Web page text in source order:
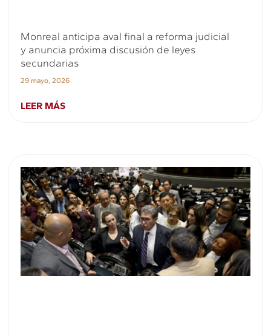
Monreal anticipa aval final a reforma judicial
y anuncia próxima discusión de leyes
secundarias
29 mayo, 2026
LEER MÁS